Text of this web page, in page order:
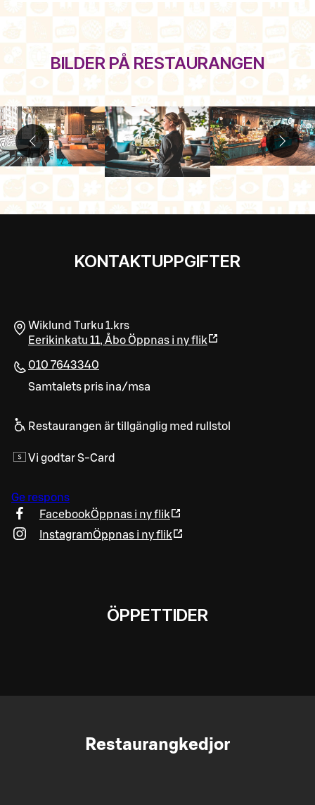
BILDER PÅ RESTAURANGEN
KONTAKTUPPGIFTER
Wiklund Turku 1.krs
Eerikinkatu 11, ÅboÖppnas i ny flik
010 7643340
Samtalets pris ina/msa
Restaurangen är tillgänglig med rullstol
Vi godtar S-Card
Ge respons
FacebookÖppnas i ny flik
InstagramÖppnas i ny flik
ÖPPETTIDER
Restaurangkedjor